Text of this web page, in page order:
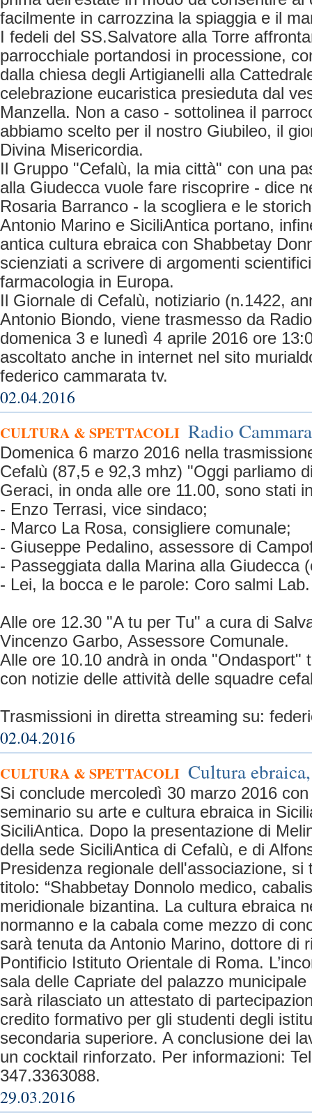
facilmente in carrozzina la spiaggia e il
I fedeli del SS.Salvatore alla Torre
parrocchiale portandosi in processione,
dalla chiesa degli Artigianelli alla
celebrazione eucaristica presieduta dal
Manzella. Non a caso - sottolinea il
abbiamo scelto per il nostro Giubileo, il
Divina Misericordia.
Il Gruppo "Cefalù, la mia città" con una
alla Giudecca vuole fare riscoprire - dice
Rosaria Barranco - la scogliera e le
Antonio Marino e SiciliAntica portano,
antica cultura ebraica con Shabbetay
scienziati a scrivere di argomenti
farmacologia in Europa.
Il Giornale di Cefalù, notiziario (n.1422,
Antonio Biondo, viene trasmesso da
domenica 3 e lunedì 4 aprile 2016 ore
ascoltato anche in internet nel sito
federico cammarata tv.
02.04.2016
CULTURA & SPETTACOLI Radio
Domenica 6 marzo 2016 nella
Cefalù (87,5 e 92,3 mhz) "Oggi parliamo
Geraci, in onda alle ore 11.00, sono stati
- Enzo Terrasi, vice sindaco;
- Marco La Rosa, consigliere comunale;
- Giuseppe Pedalino, assessore di
- Passeggiata dalla Marina alla Giudecca
- Lei, la bocca e le parole: Coro salmi Lab.
Alle ore 12.30 "A tu per Tu" a cura di
Vincenzo Garbo, Assessore Comunale.
Alle ore 10.10 andrà in onda "Ondasport"
con notizie delle attività delle squadre
Trasmissioni in diretta streaming su:
02.04.2016
CULTURA & SPETTACOLI Cultura
Si conclude mercoledì 30 marzo 2016
seminario su arte e cultura ebraica in
SiciliAntica. Dopo la presentazione di
della sede SiciliAntica di Cefalù, e di
Presidenza regionale dell'associazione,
titolo: “Shabbetay Donnolo medico,
meridionale bizantina. La cultura ebraica
normanno e la cabala come mezzo di
sarà tenuta da Antonio Marino, dottore di
Pontificio Istituto Orientale di Roma.
sala delle Capriate del palazzo
sarà rilasciato un attestato di
credito formativo per gli studenti degli
secondaria superiore. A conclusione dei
un cocktail rinforzato. Per informazioni:
347.3363088.
29.03.2016